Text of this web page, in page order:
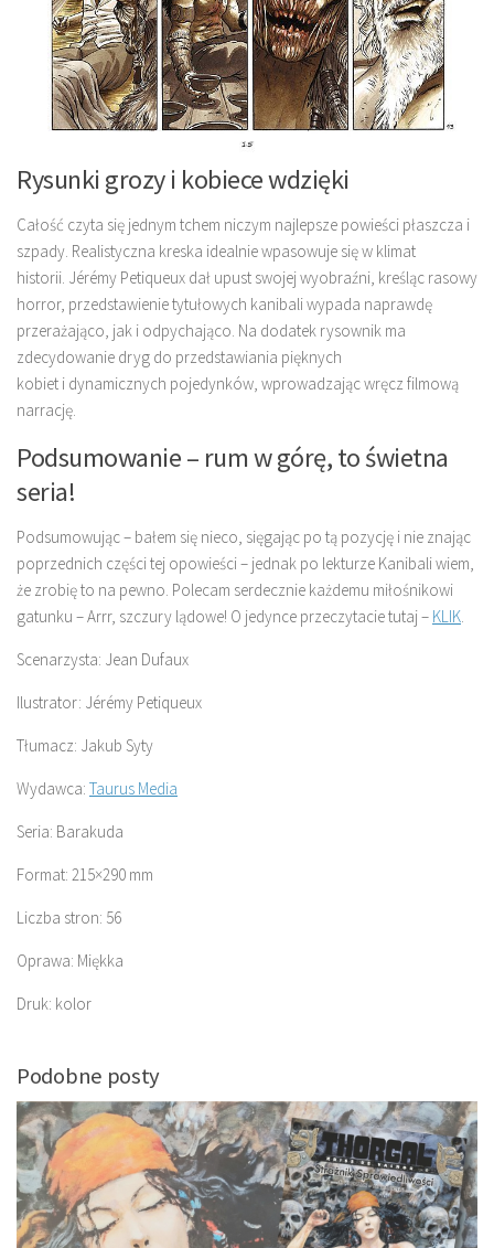
Rysunki grozy i kobiece wdzięki
Całość czyta się jednym tchem niczym najlepsze powieści płaszcza i
szpady. Realistyczna kreska idealnie wpasowuje się w klimat
historii. Jérémy Petiqueux dał upust swojej wyobraźni, kreśląc rasowy
horror, przedstawienie tytułowych kanibali wypada naprawdę
przerażająco, jak i odpychająco. Na dodatek rysownik ma
zdecydowanie dryg do przedstawiania pięknych
kobiet i dynamicznych pojedynków, wprowadzając wręcz filmową
narrację.
Podsumowanie – rum w górę, to świetna
seria!
Podsumowując – bałem się nieco, sięgając po tą pozycję i nie znając
poprzednich części tej opowieści – jednak po lekturze Kanibali wiem,
że zrobię to na pewno. Polecam serdecznie każdemu miłośnikowi
gatunku – Arrr, szczury lądowe! O jedynce przeczytacie tutaj – KLIK
Scenarzysta: Jean Dufaux
Ilustrator: Jérémy Petiqueux
Tłumacz: Jakub Syty
Wydawca: Taurus Media
Seria: Barakuda
Format: 215×290 mm
Liczba stron: 56
Oprawa: Miękka
Druk: kolor
Podobne posty